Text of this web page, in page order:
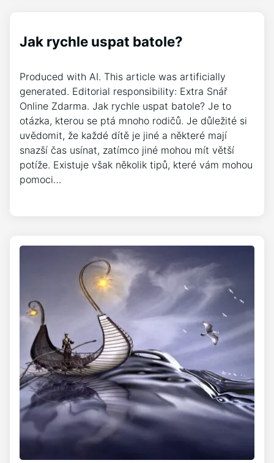
Jak rychle uspat batole?
Produced with AI. This article was artificially
generated. Editorial responsibility: Extra Snář
Online Zdarma. Jak rychle uspat batole? Je to
otázka, kterou se ptá mnoho rodičů. Je důležité si
uvědomit, že každé dítě je jiné a některé mají
snazší čas usínat, zatímco jiné mohou mít větší
potíže. Existuje však několik tipů, které vám mohou
pomoci…